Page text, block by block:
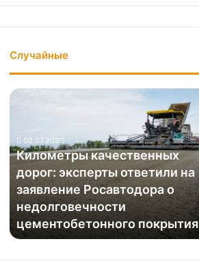
Случайные
Километры
эксперты
ответили
заявление
Росавтодора
недолговечности
цементобетонного
02.07.2026
Километры качественных
дорог: эксперты ответили на
заявление Росавтодора о
недолговечности
цементобетонного покрытия